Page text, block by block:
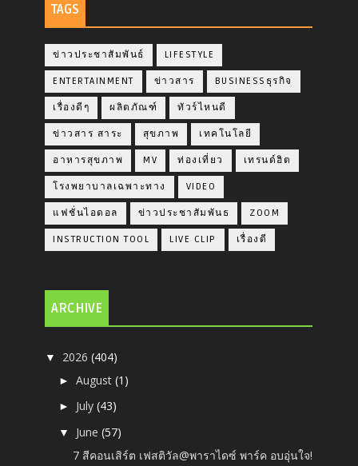
TAGS
ข่าวประชาสัมพันธ์ LIFESTYLE
ENTERTAINMENT ข่าวสาร BUSINESSธุรกิจ
เรื่องดีๆ ผลิตภัณฑ์ ทัวร์ไหนดี
ข่าวสาร สาระ สุขภาพ เทคโนโลยี
อาหารสุขภาพ MV ท่องเที่ยว เทรนด์ฮิต
โรงพยาบาลเฉพาะทาง VIDEO
แฟชั่นไอดอล ข่าวประชาสัมพันธ ZOOM
INSTRUCTION TOOL LIVE CLIP เรื่องดี
ARCHIVE
▼ 2026(404)
►August(1)
► July(43)
▼ June(57)
7 สีคอนเสิร์ต เฟสติวัล@พาราไดซ์ พาร์ค อบอุ่นใจ!